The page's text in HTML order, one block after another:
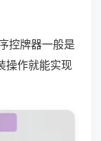
控牌器一般是
操作就能实现